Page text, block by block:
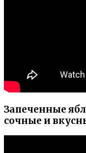
Запеченные
сочные и